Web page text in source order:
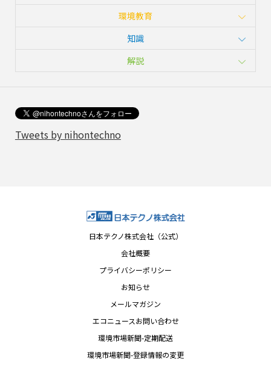
環境教育
知識
解説
Tweets by nihontechno
日本テクノ株式会社（公式）
会社概要
プライバシーポリシー
お知らせ
メールマガジン
エコニュースお問い合わせ
環境市場新聞-定期配送
環境市場新聞-登録情報の変更